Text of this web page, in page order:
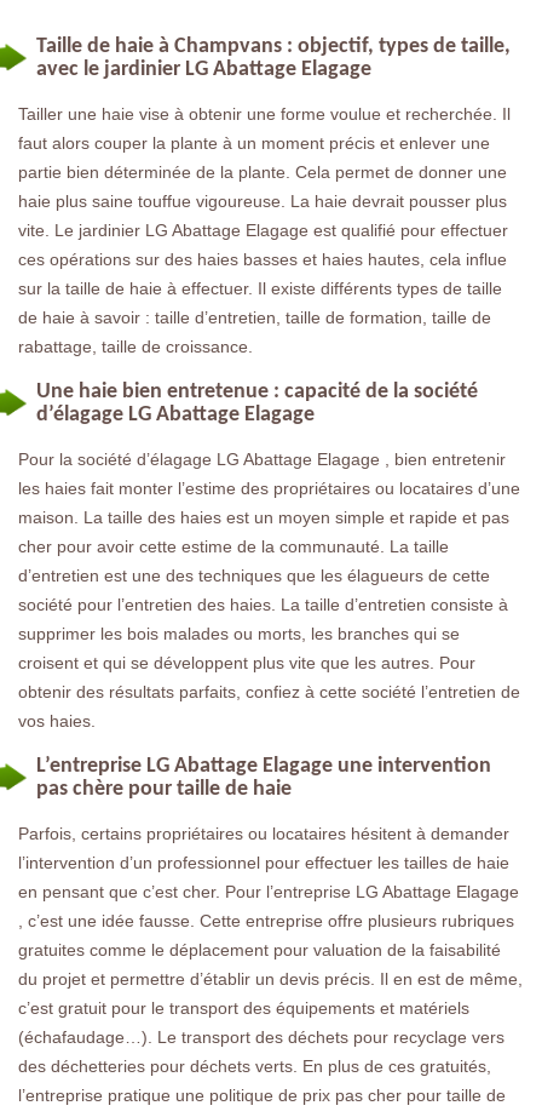
Taille de haie à Champvans : objectif, types de taille,
avec le jardinier LG Abattage Elagage
Tailler une haie vise à obtenir une forme voulue et recherchée. Il
faut alors couper la plante à un moment précis et enlever une
partie bien déterminée de la plante. Cela permet de donner une
haie plus saine touffue vigoureuse. La haie devrait pousser plus
vite. Le jardinier LG Abattage Elagage est qualifié pour effectuer
ces opérations sur des haies basses et haies hautes, cela influe
sur la taille de haie à effectuer. Il existe différents types de taille
de haie à savoir : taille d’entretien, taille de formation, taille de
rabattage, taille de croissance.
Une haie bien entretenue : capacité de la société
d’élagage LG Abattage Elagage
Pour la société d’élagage LG Abattage Elagage , bien entretenir
les haies fait monter l’estime des propriétaires ou locataires d’une
maison. La taille des haies est un moyen simple et rapide et pas
cher pour avoir cette estime de la communauté. La taille
d’entretien est une des techniques que les élagueurs de cette
société pour l’entretien des haies. La taille d’entretien consiste à
supprimer les bois malades ou morts, les branches qui se
croisent et qui se développent plus vite que les autres. Pour
obtenir des résultats parfaits, confiez à cette société l’entretien de
vos haies.
L’entreprise LG Abattage Elagage une intervention
pas chère pour taille de haie
Parfois, certains propriétaires ou locataires hésitent à demander
l’intervention d’un professionnel pour effectuer les tailles de haie
en pensant que c’est cher. Pour l’entreprise LG Abattage Elagage
, c’est une idée fausse. Cette entreprise offre plusieurs rubriques
gratuites comme le déplacement pour valuation de la faisabilité
du projet et permettre d’établir un devis précis. Il en est de même,
c’est gratuit pour le transport des équipements et matériels
(échafaudage…). Le transport des déchets pour recyclage vers
des déchetteries pour déchets verts. En plus de ces gratuités,
l’entreprise pratique une politique de prix pas cher pour taille de